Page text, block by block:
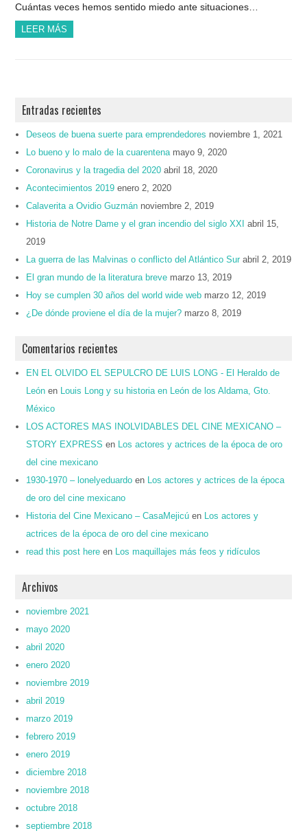
Cuántas veces hemos sentido miedo ante situaciones…
LEER MÁS
Entradas recientes
Deseos de buena suerte para emprendedores noviembre 1, 2021
Lo bueno y lo malo de la cuarentena mayo 9, 2020
Coronavirus y la tragedia del 2020 abril 18, 2020
Acontecimientos 2019 enero 2, 2020
Calaverita a Ovidio Guzmán noviembre 2, 2019
Historia de Notre Dame y el gran incendio del siglo XXI
abril 15,
2019
La guerra de las Malvinas o conflicto del Atlántico Sur abril 2, 2019
El gran mundo de la literatura breve marzo 13, 2019
Hoy se cumplen 30 años del world wide web marzo 12, 2019
¿De dónde proviene el día de la mujer? marzo 8, 2019
Comentarios recientes
EN EL OLVIDO EL SEPULCRO DE LUIS LONG - El Heraldo de
León en
Louis Long y su historia en León de los Aldama, Gto.
México
LOS ACTORES MAS INOLVIDABLES DEL CINE MEXICANO –
STORY EXPRESS en
Los actores y actrices de la época de oro
del cine mexicano
1930-1970 – lonelyeduardo en
Los actores y actrices de la época
de oro del cine mexicano
Historia del Cine Mexicano – CasaMejicú en
Los actores y
actrices de la época de oro del cine mexicano
read this post here en Los maquillajes más feos y ridículos
Archivos
noviembre 2021
mayo 2020
abril 2020
enero 2020
noviembre 2019
abril 2019
marzo 2019
febrero 2019
enero 2019
diciembre 2018
noviembre 2018
octubre 2018
septiembre 2018